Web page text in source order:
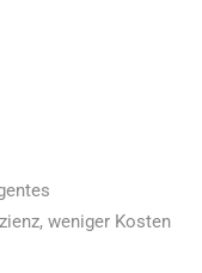
weniger Kosten